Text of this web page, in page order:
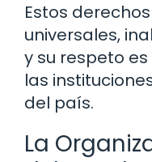
Estos
universales,
y su respeto
las
del país.
La